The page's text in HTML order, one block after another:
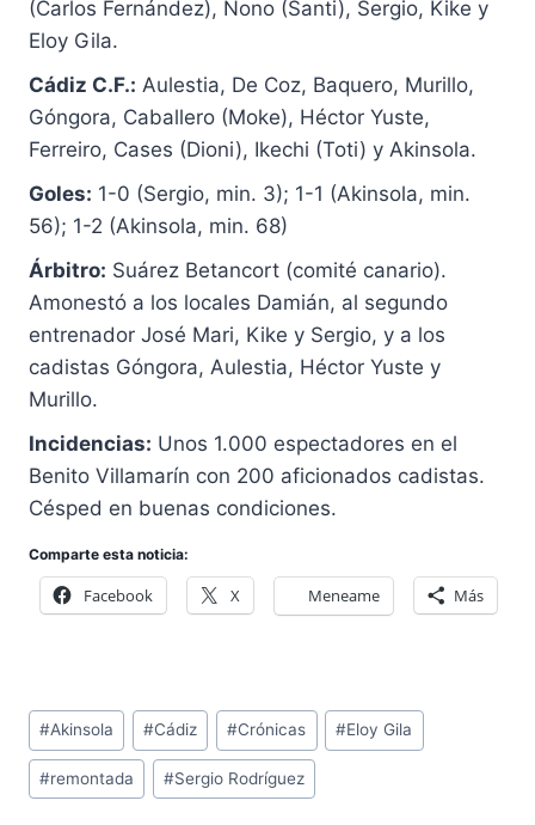
(Carlos Fernández), Nono (Santi), Sergio, Kike y
Eloy Gila.
Cádiz C.F.: Aulestia, De Coz, Baquero, Murillo,
Góngora, Caballero (Moke), Héctor Yuste,
Ferreiro, Cases (Dioni), Ikechi (Toti) y Akinsola.
Goles: 1-0 (Sergio, min. 3); 1-1 (Akinsola, min.
56); 1-2 (Akinsola, min. 68)
Árbitro: Suárez Betancort (comité canario).
Amonestó a los locales Damián, al segundo
entrenador José Mari, Kike y Sergio, y a los
cadistas Góngora, Aulestia, Héctor Yuste y
Murillo.
Incidencias: Unos 1.000 espectadores en el
Benito Villamarín con 200 aficionados cadistas.
Césped en buenas condiciones.
Comparte esta noticia:
Facebook X Meneame Más
Etiquetas
de
la
#Akinsola #Cádiz #Crónicas #Eloy Gila
#remontada #Sergio Rodríguez